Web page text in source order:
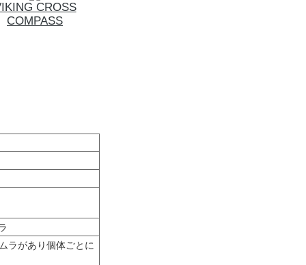
CROSS
COMPASS
ラがあり個体ごとに